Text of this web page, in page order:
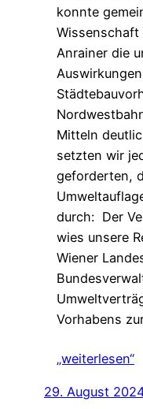
konnte
Wissenschaft
Anrainer die
Mitteln
setzten wir
geforderten,
durch: Der
wies unsere
Wiener
Vorhabens
„weiterlesen“
29. August